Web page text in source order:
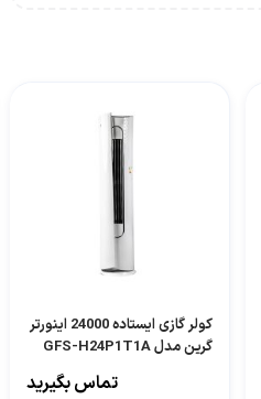
کولر گازی ایستاده 24000 اینورتر
گرین مدل GFS-H24P1T1A
تماس بگیرید